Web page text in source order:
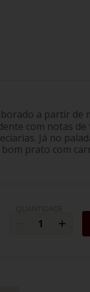
a partir de
com notas
Já no
prato com